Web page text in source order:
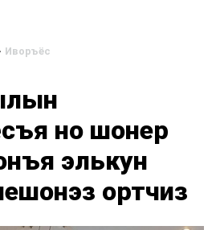
Иворъёс
но шонер
элькун
ортчиз